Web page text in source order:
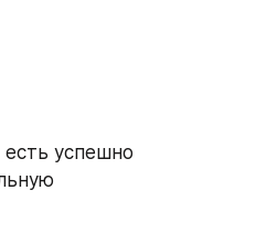
есть успешно